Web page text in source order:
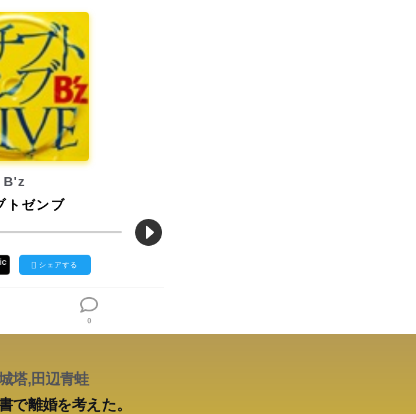
B'z
トゼンブ
シェアする
0
塔,田辺青蛙
で離婚を考えた。